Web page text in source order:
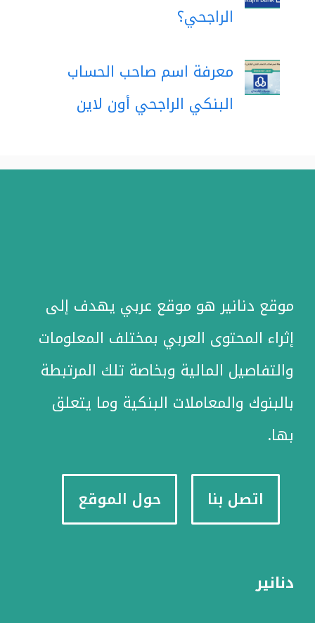
الراجحي؟
معرفة اسم صاحب الحساب
البنكي الراجحي أون لاين
موقع دنانير هو موقع عربي يهدف إلى
إثراء المحتوى العربي بمختلف المعلومات
والتفاصيل المالية وبخاصة تلك المرتبطة
بالبنوك والمعاملات البنكية وما يتعلق
بها.
اتصل بنا حول الموقع
دنانير